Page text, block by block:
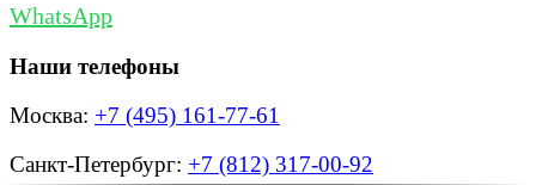
WhatsApp
Наши телефоны
Москва: +7 (495) 161-77-61
Санкт-Петербург: +7 (812) 317-00-92